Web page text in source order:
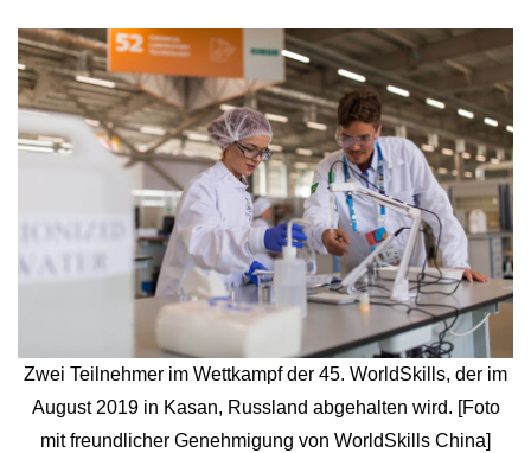
Zwei Teilnehmer im Wettkampf der 45. WorldSkills, der im
August 2019 in Kasan, Russland abgehalten wird. [Foto
mit freundlicher Genehmigung von WorldSkills China]